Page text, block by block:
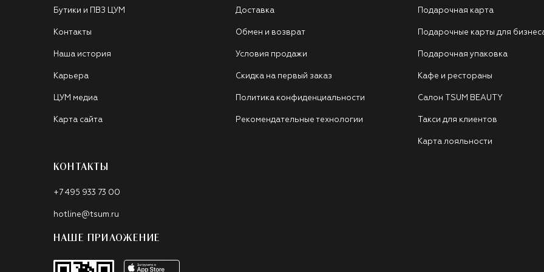
Бутики и ПВЗ ЦУМ
Контакты
Наша история
Карьера
ЦУМ медиа
Карта сайта
Доставка
Обмен и возврат
Условия продажи
Скидка на первый заказ
Политика конфиденциальности
Рекомендательные технологии
Подарочная карта
Подарочные карты для
Подарочная упаковка
Кафе и рестораны
Салон TSUM BEAUTY
Такси для клиентов
Карта лояльности
КОНТАКТЫ
+7 495 933 73 00
hotline@tsum.ru
НАШЕ ПРИЛОЖЕНИЕ